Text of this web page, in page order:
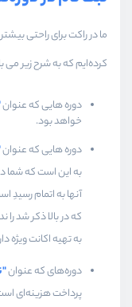
ما در راکت برای راحتی
کرده‌ایم که به شرح زیر می
دوره هایی که عنوان
خواهد بود.
دوره‌ هایی که عنوان
به این است که شما
آنها به اتمام رسیدِ
که در بالا ذکر شد را
به تهیه اکانت ویژه
دوره‌های که عنوان
پرداخت هزینه‌ای